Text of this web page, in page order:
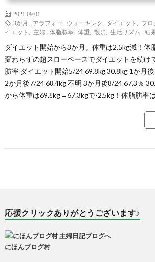
2021.09.01
3か月
アラフォー ウォーキング ダイエット ブロ
イエット
主婦 体脂肪率 体重 散歩 生活リズム 結
ダイエット開始から3か月。体重は2.5kg減！体
変わらずの超スローペースでダイエットを続け
肪率 ダイエット開始5/24 69.8kg 30.8kg 1か月
2か月後7/24 68.4kg 不明 3か月後8/24 67.3％
から体重は69.8kg→67.3kgで-2.5kg！体脂肪率
応援クリックありがとうございます♪
にほんブログ村